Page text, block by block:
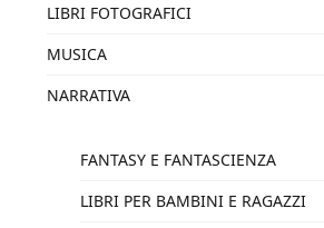
LIBRI FOTOGRAFICI
MUSICA
NARRATIVA
FANTASY E FANTASCIENZA
LIBRI PER BAMBINI E RAGAZZI